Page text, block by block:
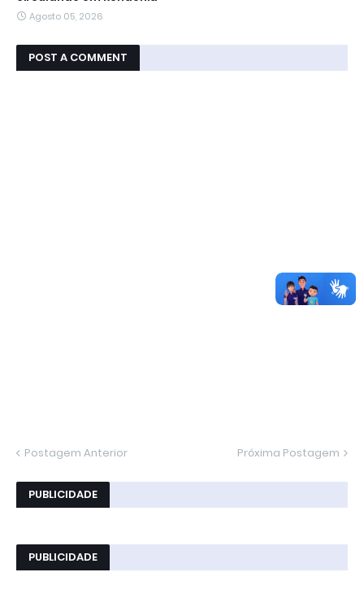
Agosto 05, 2026
POST A COMMENT
Postagem Anterior Próxima Postagem
PUBLICIDADE
PUBLICIDADE